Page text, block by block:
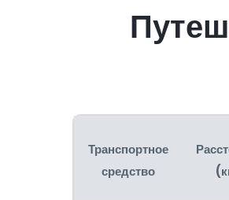
Транспортное
средство